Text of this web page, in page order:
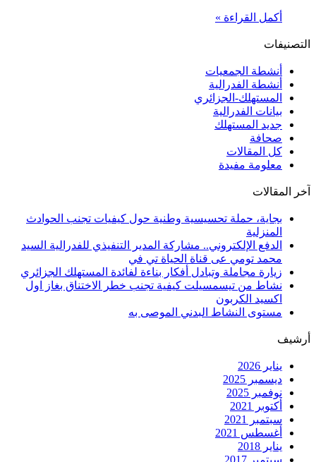
أكمل القراءة »
التصنيفات
أنشطة الجمعيات
أنشطة الفدرالية
المستهلك-الجزائري
بيانات الفدرالية
جديد المستهلك
صحافة
كل المقالات
معلومة مفيدة
آخر المقالات
بجاية، حملة تحسيسية وطنية حول كيفيات تجنب الحوادث
المنزلية
الدفع الإلكتروني.. مشاركة المدير التنفيذي للفدرالية السيد
محمد تومي عى قناة الحياة تي في
زيارة مجاملة وتبادل أفكار بناءة لفائدة المستهلك الجزائري
نشاط من تيسمسيلت كيفية تجنب خطر الاختناق بغاز اول
اكسيد الكربون
مستوى النشاط البدني الموصى به
أرشيف
يناير 2026
ديسمبر 2025
نوفمبر 2025
أكتوبر 2021
سبتمبر 2021
أغسطس 2021
يناير 2018